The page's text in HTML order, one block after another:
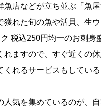
魚店などが立ち並ぶ「魚
獲れた旬の魚や活貝、生
税込250円均一のお刺
れますので、すぐ近くの
れるサービスもしている
人気を集めているのが、